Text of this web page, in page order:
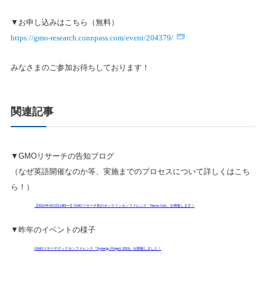
▼お申し込みはこちら（無料）
https://gmo-research.connpass.com/event/204379/
みなさまのご参加お待ちしております！
関連記事
▼GMOリサーチの告知ブログ
（なぜ英語開催なのか等、実施までのプロセスについて詳しくはこち
ら！）
【2021年4月2日14時〜】GMOリサーチ初のオンラインカンファレンス「Remo Con」を開催します！
▼昨年のイベントの様子
GMOリサーチテックカンファレンス『Synergy Project 2019』を開催しました！